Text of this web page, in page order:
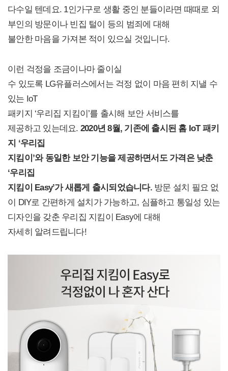
다수일 텐데요. 1인가구로 생활 중인 분들이라면 때때로 외
부인의 방문이나 빈집 털이 등의 범죄에 대해
불안한 마음을 가져본 적이 있으실 것입니다.
이런 걱정을 조금이나마 줄이실
수 있도록 LG유플러스에서는 걱정 없이 마음 편히 지낼 수
있는 IoT
패키지 ‘우리집 지킴이’를 출시해 보안 서비스를
제공하고 있는데요. 2020년 8월, 기존에 출시된 홈 IoT 패키
지 ‘우리집
지킴이’와 동일한 보안 기능을 제공하면서도 가격은 낮춘
‘우리집
지킴이 Easy’가 새롭게 출시되었습니다.방문 설치 필요 없
이 DIY로 간편하게 설치가 가능하고, 심플하고 통일성 있는
디자인을 갖춘 우리집 지킴이 Easy에 대해
자세히 알려드립니다!